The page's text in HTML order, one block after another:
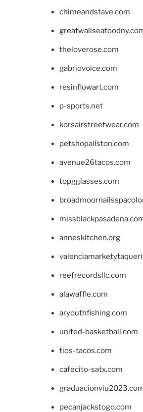
chimeandstave.com
theloverose.com
gabriovoice.com
resinflowart.com
p-sports.net
korsairstreetwear.com
petshopallston.com
avenue26tacos.com
topgglasses.com
anneskitchen.org
reefrecordsllc.com
alawaffle.com
aryouthfishing.com
united-basketball.com
tios-tacos.com
cafecito-satx.com
pecanjackstogo.com